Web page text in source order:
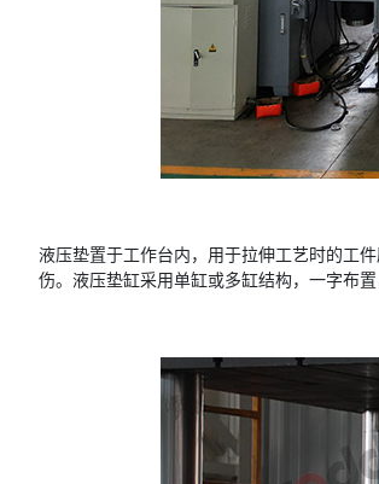
液压垫置于工作台内，用于拉伸工艺时的工
伤。液压垫缸采用单缸或多缸结构，一字布